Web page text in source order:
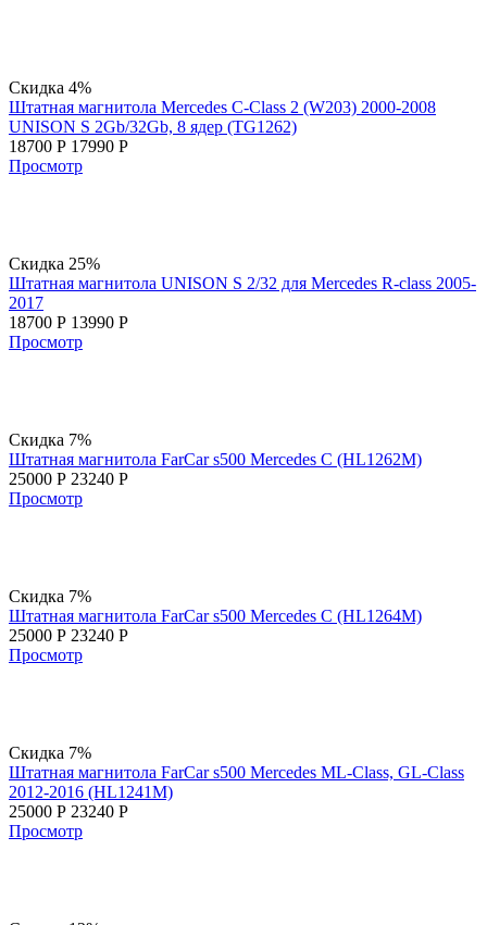
Скидка 4%
Штатная магнитола Mercedes C-Class 2 (W203) 2000-2008
UNISON S 2Gb/32Gb, 8 ядер (TG1262)
18700 Р 17990 Р
Просмотр
Скидка 25%
Штатная магнитола UNISON S 2/32 для Mercedes R-class 2005-
2017
18700 Р 13990 Р
Просмотр
Скидка 7%
Штатная магнитола FarCar s500 Mercedes C (HL1262M)
25000 Р 23240 Р
Просмотр
Скидка 7%
Штатная магнитола FarCar s500 Mercedes C (HL1264M)
25000 Р 23240 Р
Просмотр
Скидка 7%
Штатная магнитола FarCar s500 Mercedes ML-Class, GL-Class
2012-2016 (HL1241M)
25000 Р 23240 Р
Просмотр